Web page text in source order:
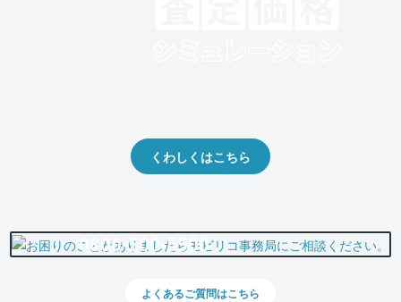
くわしくはこちら
0800-500-5500
よくあるご質問はこちら